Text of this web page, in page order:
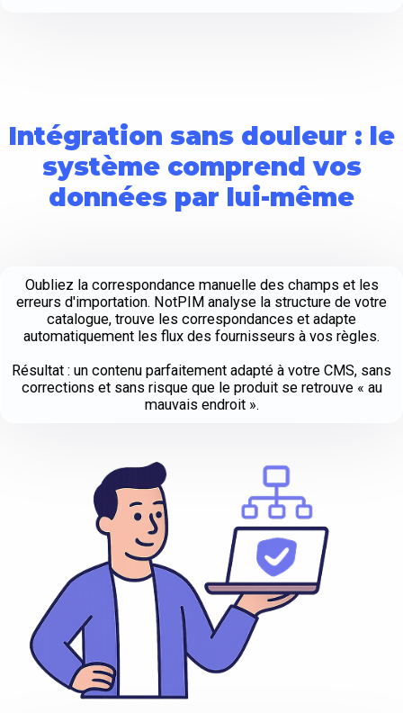
Intégration sans douleur : le
système comprend vos
données par lui-même
Oubliez la correspondance manuelle des champs et les
erreurs d'importation. NotPIM analyse la structure de votre
catalogue, trouve les correspondances et adapte
automatiquement les flux des fournisseurs à vos règles.
Résultat : un contenu parfaitement adapté à votre CMS, sans
corrections et sans risque que le produit se retrouve « au
mauvais endroit ».